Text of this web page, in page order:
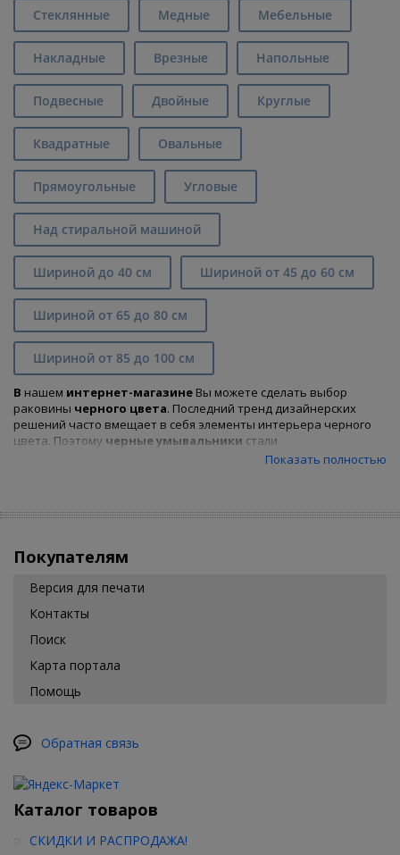
Стеклянные Медные Мебельные
Накладные Врезные Напольные
Подвесные Двойные Круглые
Квадратные Овальные
Прямоугольные Угловые
Над стиральной машиной
Шириной до 40 см Шириной от 45 до 60 см
Шириной от 65 до 80 см
Шириной от 85 до 100 см
В нашем интернет-магазине Вы можете сделать выбор
раковины черного цвета. Последний тренд дизайнерских
решений часто вмещает в себя элементы интерьера черного
цвета. Поэтому черные умывальники стали
черную раковинуВы
Показать полностью
Покупателям
Версия для печати
Контакты
Поиск
Карта портала
Помощь
Обратная связь
Каталог товаров
СКИДКИ И РАСПРОДАЖА!